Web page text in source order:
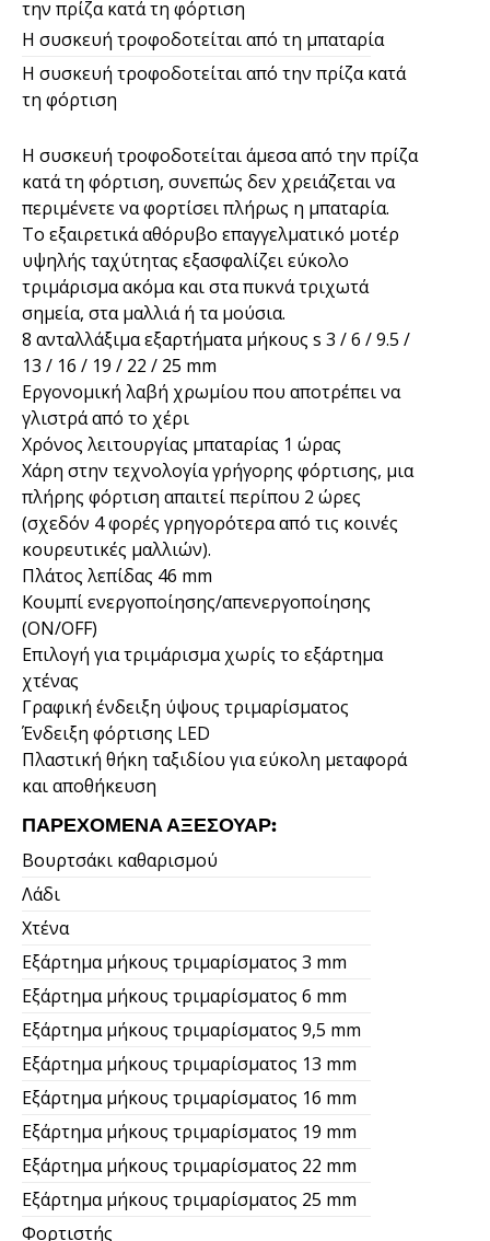
την πρίζα κατά τη φόρτιση
Η συσκευή τροφοδοτείται από τη μπαταρία
Η συσκευή τροφοδοτείται από την πρίζα κατά
τη φόρτιση
Η συσκευή τροφοδοτείται άμεσα από την πρίζα
κατά τη φόρτιση, συνεπώς δεν χρειάζεται να
περιμένετε να φορτίσει πλήρως η μπαταρία.
Το εξαιρετικά αθόρυβο επαγγελματικό μοτέρ
υψηλής ταχύτητας εξασφαλίζει εύκολο
τριμάρισμα ακόμα και στα πυκνά τριχωτά
σημεία, στα μαλλιά ή τα μούσια.
8 ανταλλάξιμα εξαρτήματα μήκους s 3 / 6 / 9.5 /
13 / 16 / 19 / 22 / 25 mm
Εργονομική λαβή χρωμίου που αποτρέπει να
γλιστρά από το χέρι
Χρόνος λειτουργίας μπαταρίας 1 ώρας
Χάρη στην τεχνολογία γρήγορης φόρτισης, μια
πλήρης φόρτιση απαιτεί περίπου 2 ώρες
(σχεδόν 4 φορές γρηγορότερα από τις κοινές
κουρευτικές μαλλιών).
Πλάτος λεπίδας 46 mm
Κουμπί ενεργοποίησης/απενεργοποίησης
(ON/OFF)
Επιλογή για τριμάρισμα χωρίς το εξάρτημα
χτένας
Γραφική ένδειξη ύψους τριμαρίσματος
Ένδειξη φόρτισης LED
Πλαστική θήκη ταξιδίου για εύκολη μεταφορά
και αποθήκευση
ΠΑΡΕΧΌΜΕΝΑ ΑΞΕΣΟΥΆΡ:
Βουρτσάκι καθαρισμού
Λάδι
Χτένα
Εξάρτημα μήκους τριμαρίσματος 3 mm
Εξάρτημα μήκους τριμαρίσματος 6 mm
Εξάρτημα μήκους τριμαρίσματος 9,5 mm
Εξάρτημα μήκους τριμαρίσματος 13 mm
Εξάρτημα μήκους τριμαρίσματος 16 mm
Εξάρτημα μήκους τριμαρίσματος 19 mm
Εξάρτημα μήκους τριμαρίσματος 22 mm
Εξάρτημα μήκους τριμαρίσματος 25 mm
Φορτιστής